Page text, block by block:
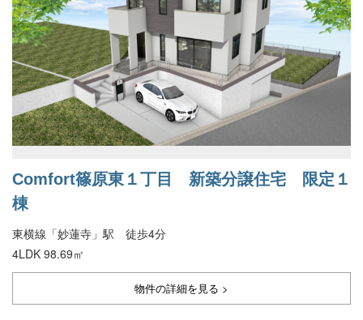
Comfort篠原東１丁目 新築分譲住宅 限定１
棟
東横線「妙蓮寺」駅 徒歩4分
4LDK 98.69㎡
物件の詳細を見る >